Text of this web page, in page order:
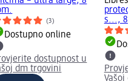
(3)
Dostupno online
dostupnost u
dm trgovini
s..., 8
Vašoj